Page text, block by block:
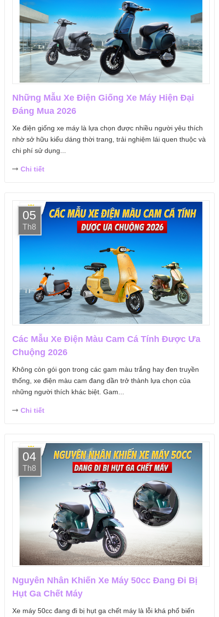
Những Mẫu Xe Điện Giống Xe Máy Hiện Đại
Đáng Mua 2026
Xe điện giống xe máy là lựa chọn được nhiều người yêu thích
nhờ sở hữu kiểu dáng thời trang, trải nghiệm lái quen thuộc và
chi phí sử dụng...
Chi tiết
05
Th8
Các Mẫu Xe Điện Màu Cam Cá Tính Được Ưa
Chuộng 2026
Không còn gói gọn trong các gam màu trắng hay đen truyền
thống, xe điện màu cam đang dần trở thành lựa chọn của
những người thích khác biệt. Gam...
Chi tiết
04
Th8
Nguyên Nhân Khiến Xe Máy 50cc Đang Đi Bị
Hụt Ga Chết Máy
Xe máy 50cc đang đi bị hụt ga chết máy là lỗi khá phổ biến